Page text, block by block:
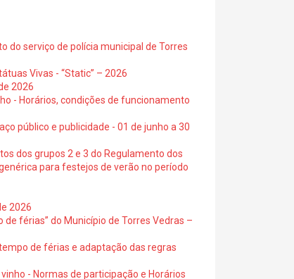
do serviço de polícia municipal de Torres
Vivas - “Static” – 2026
2026
- Horários, condições de funcionamento
público e publicidade - 01 de junho a 30
dos grupos 2 e 3 do Regulamento dos
para festejos de verão no período
2026
férias” do Município de Torres Vedras –
de férias e adaptação das regras
- Normas de participação e Horários